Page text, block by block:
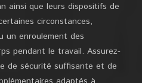
ainsi que leurs dispositifs de
circonstances,
un enroulement des
pendant le travail. Assurez-
de sécurité suffisante et de